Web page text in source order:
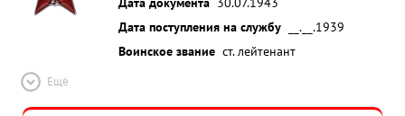
Дата поступления на службу
__.__.1939
Воинское звание ст. лейтенант
Ещё